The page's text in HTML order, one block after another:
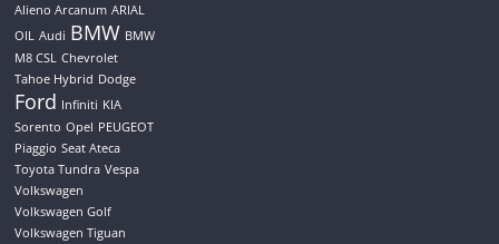
Alieno Arcanum ARIAL
OIL Audi BMW BMW
M8 CSL Chevrolet
Tahoe Hybrid Dodge
Ford Infiniti KIA
Sorento Opel PEUGEOT
Piaggio Seat Ateca
Toyota Tundra Vespa
Volkswagen
Volkswagen Golf
Volkswagen Tiguan